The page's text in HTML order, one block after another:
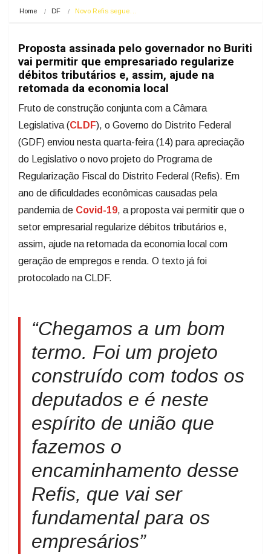
Home DF Novo Refis segue…
Proposta assinada pelo governador no Buriti
vai permitir que empresariado regularize
débitos tributários e, assim, ajude na
retomada da economia local
Fruto de construção conjunta com a Câmara
Legislativa (CLDF), o Governo do Distrito Federal
(GDF) enviou nesta quarta-feira (14) para apreciação
do Legislativo o novo projeto do Programa de
Regularização Fiscal do Distrito Federal (Refis). Em
ano de dificuldades econômicas causadas pela
pandemia de Covid-19, a proposta vai permitir que o
setor empresarial regularize débitos tributários e,
assim, ajude na retomada da economia local com
geração de empregos e renda. O texto já foi
protocolado na CLDF.
“Chegamos a um bom
termo. Foi um projeto
construído com todos os
deputados e é neste
espírito de união que
fazemos o
encaminhamento desse
Refis, que vai ser
fundamental para os
empresários”